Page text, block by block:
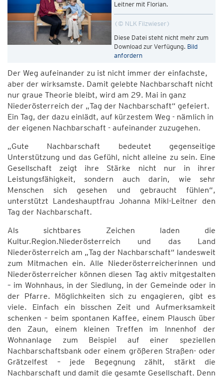
Leitner mit Florian.
© NLK Filzwieser
Diese Datei steht nicht mehr zum
Download zur Verfügung. Bild
anfordern
Der Weg aufeinander zu ist nicht immer der einfachste,
aber der wirksamste. Damit gelebte Nachbarschaft nicht
nur graue Theorie bleibt, wird am 29. Mai in ganz
Niederösterreich der „Tag der Nachbarschaft“ gefeiert.
Ein Tag, der dazu einlädt, auf kürzestem Weg - nämlich in
der eigenen Nachbarschaft - aufeinander zuzugehen.
„Gute Nachbarschaft bedeutet gegenseitige
Unterstützung und das Gefühl, nicht alleine zu sein. Eine
Gesellschaft zeigt ihre Stärke nicht nur in ihrer
Leistungsfähigkeit, sondern auch darin, wie sehr
Menschen sich gesehen und gebraucht fühlen“,
unterstützt Landeshauptfrau Johanna Mikl-Leitner den
Tag der Nachbarschaft.
Als sichtbares Zeichen laden die
Kultur.Region.Niederösterreich und das Land
Niederösterreich am „Tag der Nachbarschaft“ landesweit
zum Mitmachen ein. Alle Niederösterreicherinnen und
Niederösterreicher können diesen Tag aktiv mitgestalten
– im Wohnhaus, in der Siedlung, in der Gemeinde oder in
der Pfarre. Möglichkeiten sich zu engagieren, gibt es
viele. Einfach ein bisschen Zeit und Aufmerksamkeit
schenken – beim spontanen Kaffee, einem Plausch über
den Zaun, einem kleinen Treffen im Innenhof der
Wohnanlage zum Beispiel auf einer speziellen
Nachbarschaftsbank oder einem größeren Straßen- oder
Grätzelfest – jede Begegnung zählt, stärkt die
Nachbarschaft und damit die gesamte Gesellschaft. Denn